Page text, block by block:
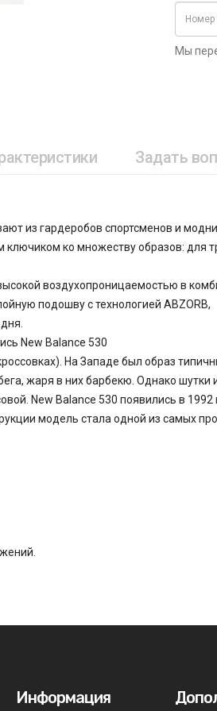
Мы
Задать
из гардеробов спортсменов и
ключиком ко множеству образов: для
воздухопроницаемостью в
подошву с технологией ABZORB,
New Balance 530
На Западе был образ
жаря в них барбекю. Однако шутки
New Balance 530 появились в 1992
модель стала одной из самых
Информация